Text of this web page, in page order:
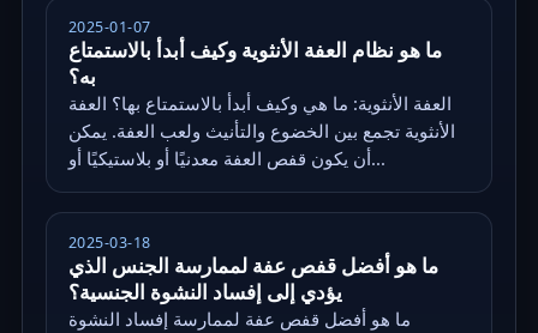
2025-01-07
ما هو نظام العفة الأنثوية وكيف أبدأ بالاستمتاع
به؟
العفة الأنثوية: ما هي وكيف أبدأ بالاستمتاع بها؟ العفة
الأنثوية تجمع بين الخضوع والتأنيث ولعب العفة. يمكن
أن يكون قفص العفة معدنيًا أو بلاستيكيًا أو...
2025-03-18
ما هو أفضل قفص عفة لممارسة الجنس الذي
يؤدي إلى إفساد النشوة الجنسية؟
ما هو أفضل قفص عفة لممارسة إفساد النشوة